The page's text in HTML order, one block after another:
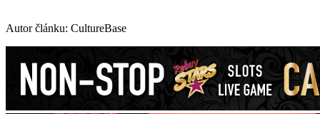
Autor článku: CultureBase